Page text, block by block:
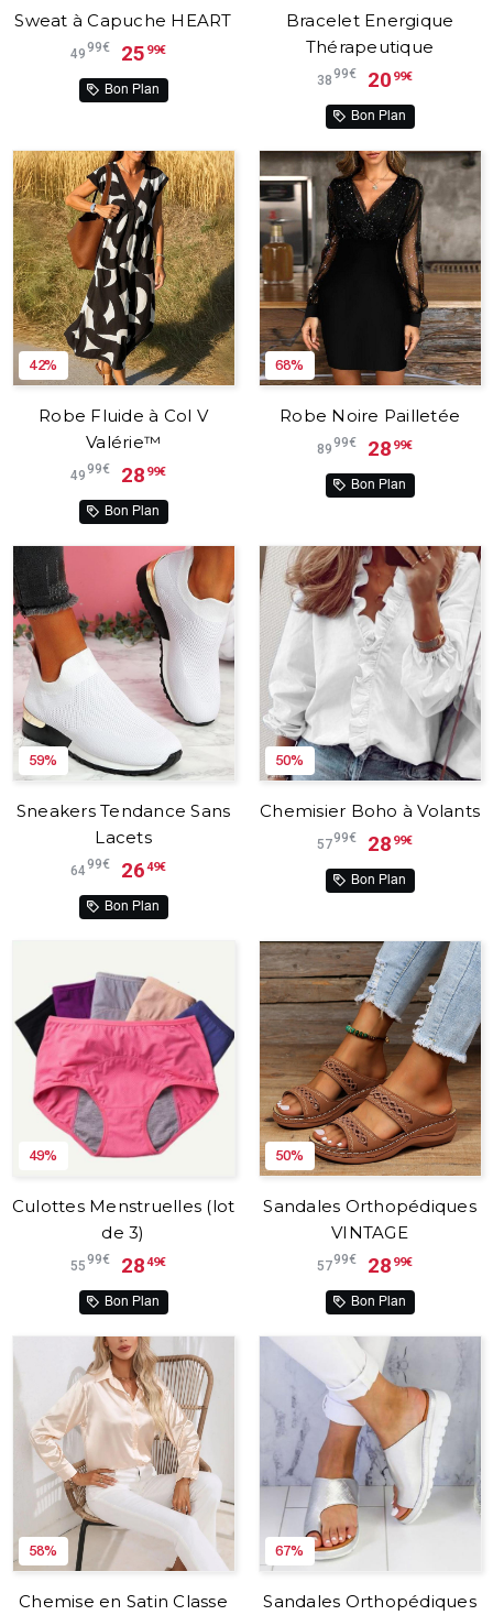
Sweat à Capuche HEART
4999€ 25 99€
Bon Plan
Bracelet Energique
Thérapeutique
3899€ 20 99€
Bon Plan
42%
Robe Fluide à Col V
Valérie™
4999€ 28 99€
Bon Plan
68%
Robe Noire Pailletée
8999€ 28 99€
Bon Plan
59%
Sneakers Tendance Sans
Lacets
6499€ 2649€
Bon Plan
50%
Chemisier Boho à Volants
5799€ 28 99€
Bon Plan
49%
Culottes Menstruelles (lot
de 3)
5599€ 2849€
Bon Plan
50%
Sandales Orthopédiques
VINTAGE
5799€ 28 99€
Bon Plan
58%
Chemise en Satin Classe
67%
Sandales Orthopédiques